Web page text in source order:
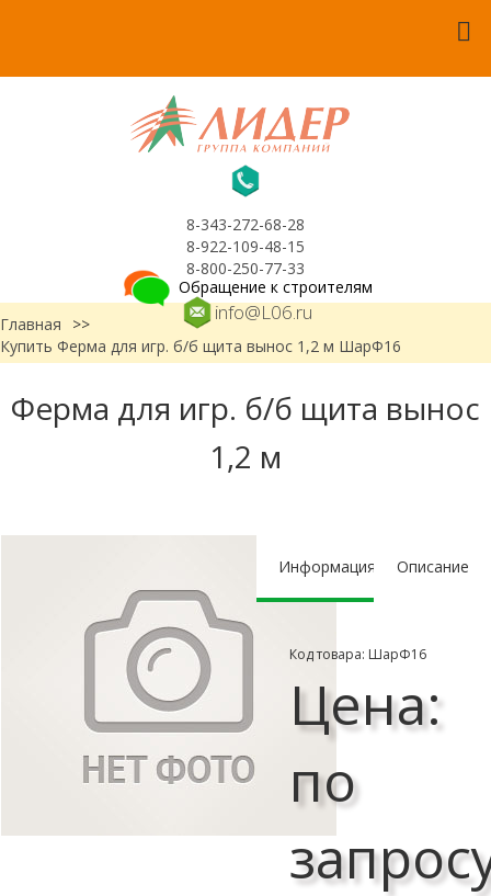
8-343-272-68-28
8-922-109-48-15
8-800-250-77-33
info@L06.ru
Обращение к строителям
Главная
>>
Купить Ферма для игр. б/б щита вынос 1,2 м ШарФ16
Ферма для игр. б/б щита вынос
1,2 м
Информация Описание
Код товара: ШарФ16
Цена:
по